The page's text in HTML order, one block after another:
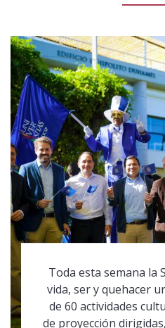
Toda esta semana la
vida, ser y quehacer
de 60 actividades
de proyección